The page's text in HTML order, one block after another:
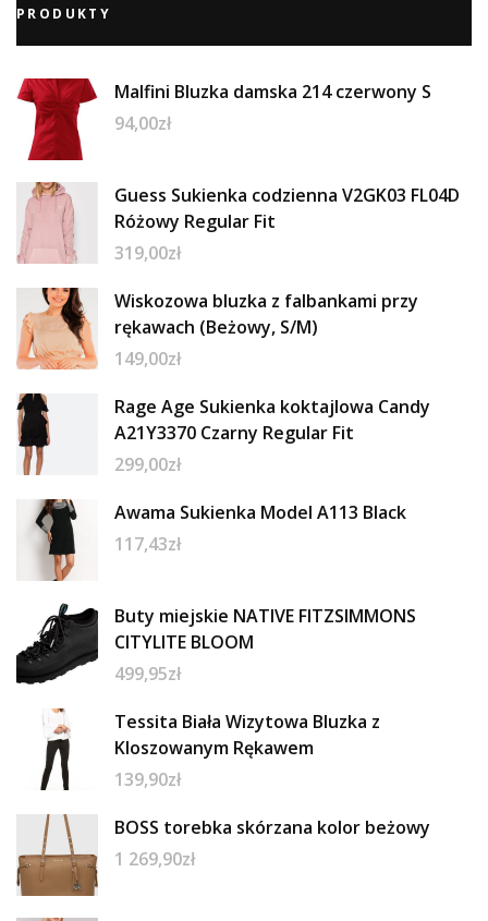
PRODUKTY
Malfini Bluzka damska 214 czerwony S
94,00zł
Guess Sukienka codzienna V2GK03 FL04D
Różowy Regular Fit
319,00zł
Wiskozowa bluzka z falbankami przy
rękawach (Beżowy, S/M)
149,00zł
Rage Age Sukienka koktajlowa Candy
A21Y3370 Czarny Regular Fit
299,00zł
Awama Sukienka Model A113 Black
117,43zł
Buty miejskie NATIVE FITZSIMMONS
CITYLITE BLOOM
499,95zł
Tessita Biała Wizytowa Bluzka z
Kloszowanym Rękawem
139,90zł
BOSS torebka skórzana kolor beżowy
1 269,90zł